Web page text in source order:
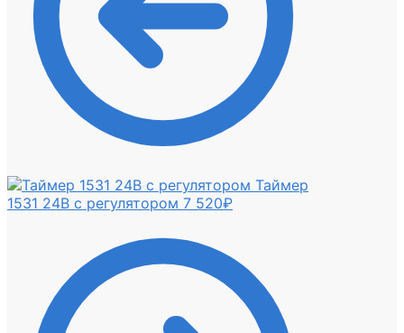
Таймер
1531 24В с регулятором 7 520₽